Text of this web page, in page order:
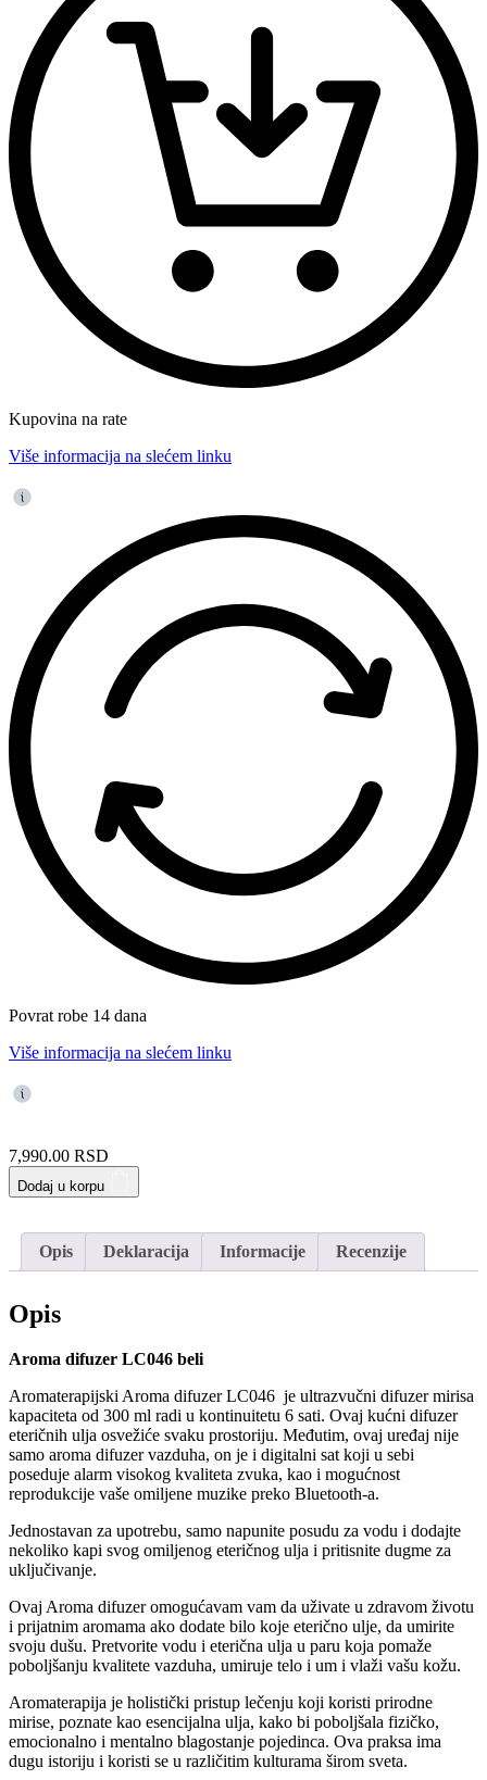
Kupovina na rate
Više informacija na slećem linku
Povrat robe 14 dana
Više informacija na slećem linku
7,990.00 RSD
Dodaj u korpu
Opis Deklaracija Informacije Recenzije
Opis
Aroma difuzer LC046 beli
Aromaterapijski Aroma difuzer LC046 je ultrazvučni difuzer mirisa
kapaciteta od 300 ml radi u kontinuitetu 6 sati. Ovaj kućni difuzer
eteričnih ulja osvežiće svaku prostoriju. Međutim, ovaj uređaj nije
samo aroma difuzer vazduha, on je i digitalni sat koji u sebi
poseduje alarm visokog kvaliteta zvuka, kao i mogućnost
reprodukcije vaše omiljene muzike preko Bluetooth-a.
Jednostavan za upotrebu, samo napunite posudu za vodu i dodajte
nekoliko kapi svog omiljenog eteričnog ulja i pritisnite dugme za
uključivanje.
Ovaj Aroma difuzer omogućavam vam da uživate u zdravom životu
i prijatnim aromama ako dodate bilo koje eterično ulje, da umirite
svoju dušu. Pretvorite vodu i eterična ulja u paru koja pomaže
poboljšanju kvalitete vazduha, umiruje telo i um i vlaži vašu kožu.
Aromaterapija je holistički pristup lečenju koji koristi prirodne
mirise, poznate kao esencijalna ulja, kako bi poboljšala fizičko,
emocionalno i mentalno blagostanje pojedinca. Ova praksa ima
dugu istoriju i koristi se u različitim kulturama širom sveta.